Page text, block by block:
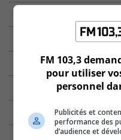
FM 103,3
pour utiliser
personnel
Publicités et
performance des
d’audience et